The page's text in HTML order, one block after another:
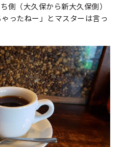
側（大久保から新大久保側）
ったねー」とマスターは言っ